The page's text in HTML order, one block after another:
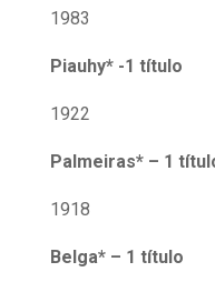
1983
Piauhy* -1 título
1922
Palmeiras* – 1
1918
Belga* – 1 título